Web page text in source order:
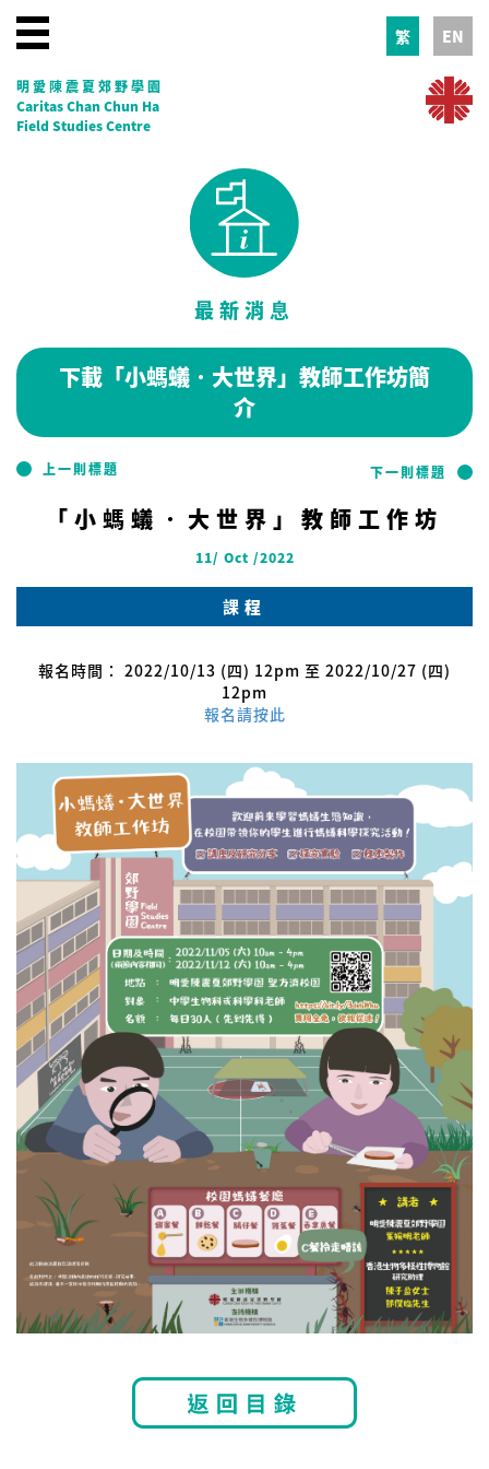
繁 EN
明愛陳震夏郊野學園
Caritas Chan Chun Ha
Field Studies Centre
最新消息
下載「小螞蟻．大世界」教師工作坊簡
介
上一則標題 下一則標題
「小螞蟻．大世界」教師工作坊
11/ Oct /2022
課程
報名時間： 2022/10/13 (四) 12pm 至 2022/10/27 (四)
12pm
報名請按此